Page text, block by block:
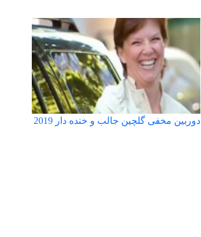
دوربین مخفی گلچین جالب و خنده دار 2019